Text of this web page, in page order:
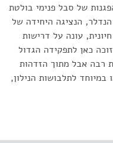
של סבל פנימי בולטת
הנציגה היחידה של
עונה על דרישות
כאן לתפקידה הגדול
רבה אבל מתוך הזדהות
לתלבושות הנילון,